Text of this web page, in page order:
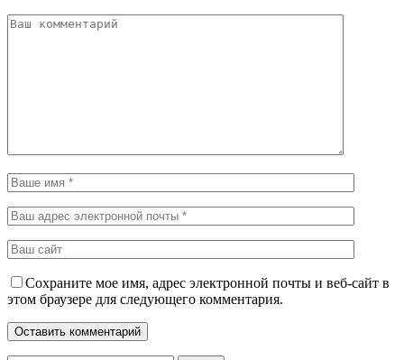
Сохраните мое имя, адрес электронной почты и веб-сайт в
этом браузере для следующего комментария.